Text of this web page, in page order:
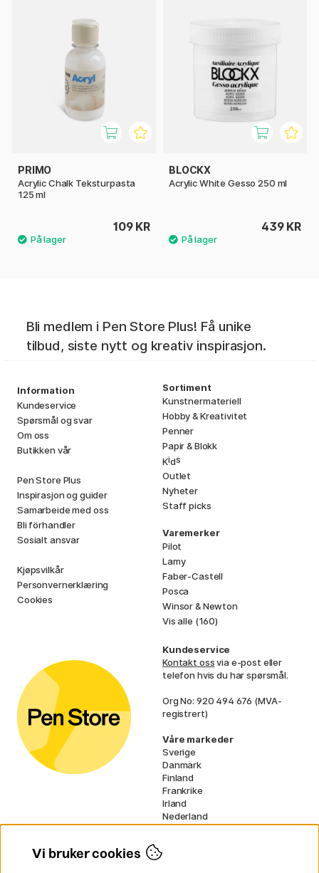
PRIMO
Acrylic Chalk Teksturpasta
125 ml
109 KR
BLOCKX
Acrylic White Gesso 250 ml
439 KR
Bli medlem i Pen Store Plus! Få unike
tilbud, siste nytt og kreativ inspirasjon.
Information
Kundeservice
Spørsmål og svar
Om oss
Butikken vår
Pen Store Plus
Inspirasjon og guider
Samarbeide med oss
Bli förhandler
Sosialt ansvar
Kjøpsvilkår
Personvernerklæring
Cookies
Sortiment
Kunstnermateriell
Hobby & Kreativitet
Penner
Papir & Blokk
Kids
Outlet
Nyheter
Staff picks
Varemerker
Pilot
Lamy
Faber-Castell
Posca
Winsor & Newton
Vis alle (160)
Kundeservice
Kontakt ossvia e-post eller
telefon hvis du har spørsmål.
Org No: 920 494 676 (MVA-
registrert)
Våre markeder
Sverige
Danmark
Finland
Frankrike
Irland
Nederland
Tyskland
Vi bruker cookies